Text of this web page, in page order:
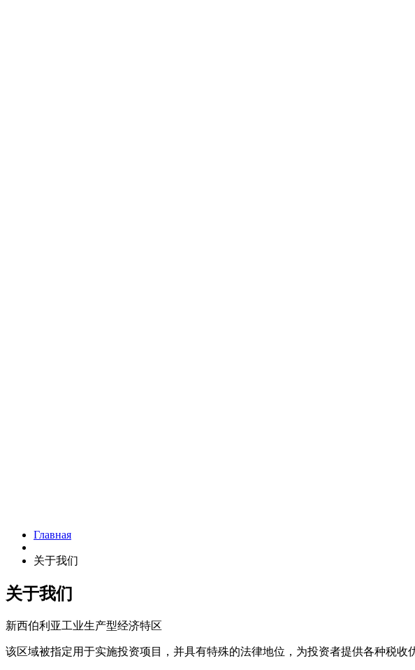
Главная
关于我们
关于我们
新西伯利亚工业生产型经济特区
该区域被指定用于实施投资项目，并具有特殊的法律地位，为投资者提供各种税